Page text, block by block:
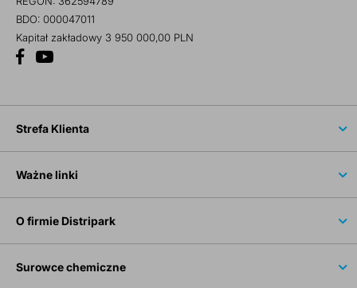
BDO: 000047011
Kapitał zakładowy 3 950 000,00 PLN
Strefa Klienta
Ważne linki
O firmie Distripark
Surowce chemiczne